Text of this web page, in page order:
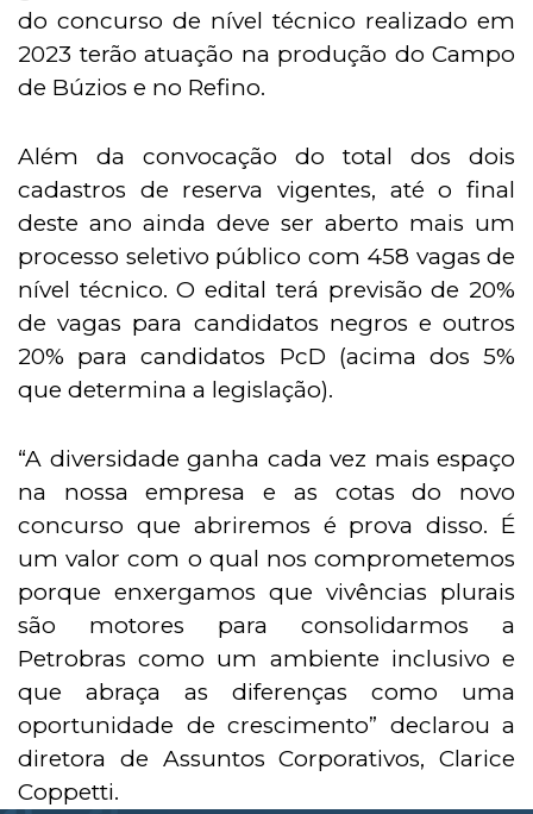
do concurso de nível técnico realizado em
2023 terão atuação na produção do Campo
de Búzios e no Refino.
Além da convocação do total dos dois
cadastros de reserva vigentes, até o final
deste ano ainda deve ser aberto mais um
processo seletivo público com 458 vagas de
nível técnico. O edital terá previsão de 20%
de vagas para candidatos negros e outros
20% para candidatos PcD (acima dos 5%
que determina a legislação).
“A diversidade ganha cada vez mais espaço
na nossa empresa e as cotas do novo
concurso que abriremos é prova disso. É
um valor com o qual nos comprometemos
porque enxergamos que vivências plurais
são motores para consolidarmos a
Petrobras como um ambiente inclusivo e
que abraça as diferenças como uma
oportunidade de crescimento” declarou a
diretora de Assuntos Corporativos, Clarice
Coppetti.